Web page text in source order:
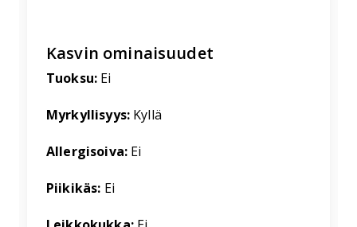
Kasvin ominaisuudet
Tuoksu: Ei
Myrkyllisyys: Kyllä
Allergisoiva: Ei
Piikikäs: Ei